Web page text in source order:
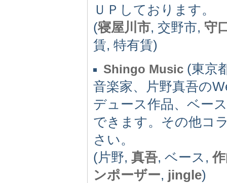
ＵＰしております。
(寝屋川市, 交野市, 守
賃, 特有賃)
Shingo Music (東京
音楽家、片野真吾の
デュース作品、ベー
できます。その他コ
さい。
(片野, 真吾, ベース,
ンポーザー, jingle)